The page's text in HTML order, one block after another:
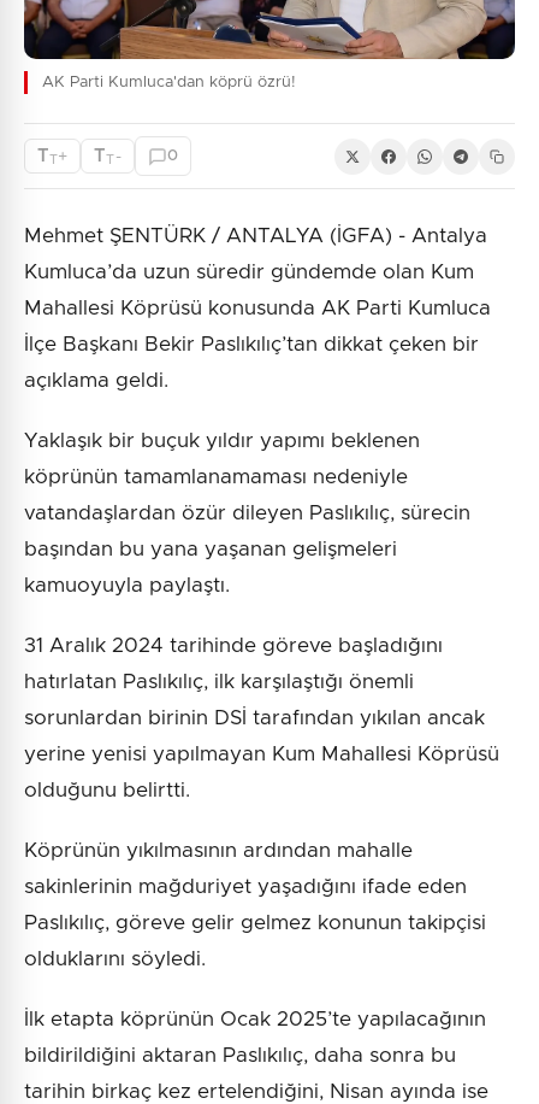
AK Parti Kumluca'dan köprü özrü!
TT+ TT - 0
Mehmet ŞENTÜRK / ANTALYA (İGFA) - Antalya
Kumluca’da uzun süredir gündemde olan Kum
Mahallesi Köprüsü konusunda AK Parti Kumluca
İlçe Başkanı Bekir Paslıkılıç’tan dikkat çeken bir
açıklama geldi.
Yaklaşık bir buçuk yıldır yapımı beklenen
köprünün tamamlanamaması nedeniyle
vatandaşlardan özür dileyen Paslıkılıç, sürecin
başından bu yana yaşanan gelişmeleri
kamuoyuyla paylaştı.
31 Aralık 2024 tarihinde göreve başladığını
hatırlatan Paslıkılıç, ilk karşılaştığı önemli
sorunlardan birinin DSİ tarafından yıkılan ancak
yerine yenisi yapılmayan Kum Mahallesi Köprüsü
olduğunu belirtti.
Köprünün yıkılmasının ardından mahalle
sakinlerinin mağduriyet yaşadığını ifade eden
Paslıkılıç, göreve gelir gelmez konunun takipçisi
olduklarını söyledi.
İlk etapta köprünün Ocak 2025’te yapılacağının
bildirildiğini aktaran Paslıkılıç, daha sonra bu
tarihin birkaç kez ertelendiğini, Nisan ayında ise